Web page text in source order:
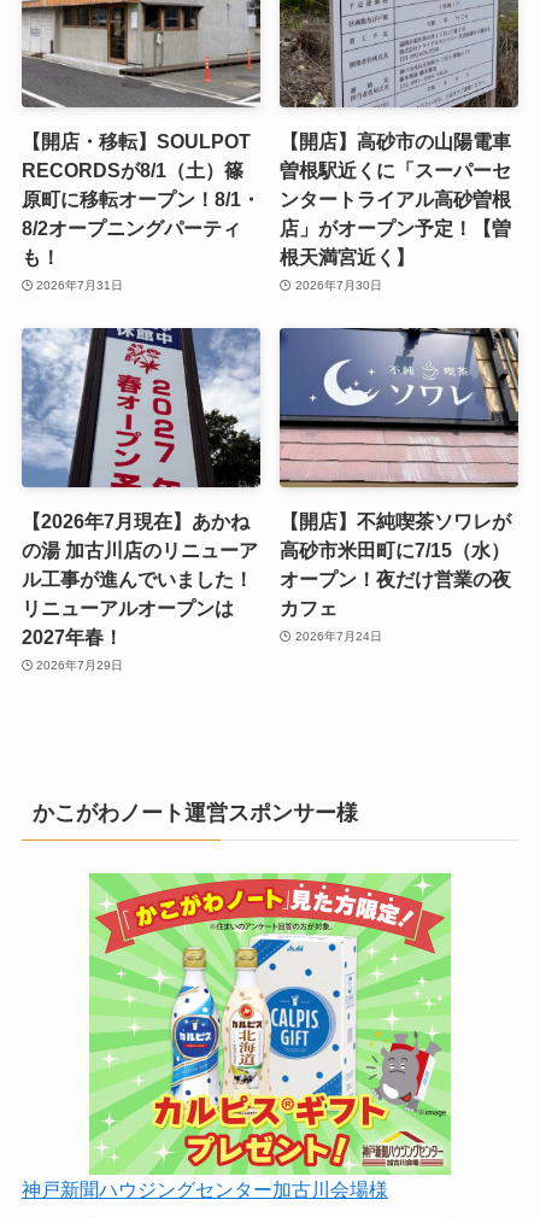
【開店・移転】SOULPOT
RECORDSが8/1（土）篠
原町に移転オープン！8/1・
8/2オープニングパーティ
も！
2026年7月31日
【開店】高砂市の山陽電車
曽根駅近くに「スーパーセ
ンタートライアル高砂曽根
店」がオープン予定！【曽
根天満宮近く】
2026年7月30日
【2026年7月現在】あかね
の湯 加古川店のリニューア
ル工事が進んでいました！
リニューアルオープンは
2027年春！
2026年7月29日
【開店】不純喫茶ソワレが
高砂市米田町に7/15（水）
オープン！夜だけ営業の夜
カフェ
2026年7月24日
かこがわノート運営スポンサー様
神戸新聞ハウジングセンター加古川会場様